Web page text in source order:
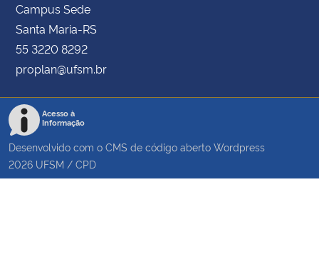
Campus Sede
Santa Maria-RS
55 3220 8292
proplan@ufsm.br
Acesso à
Informação
Desenvolvido com o CMS de código aberto Wordpress
2026 UFSM / CPD